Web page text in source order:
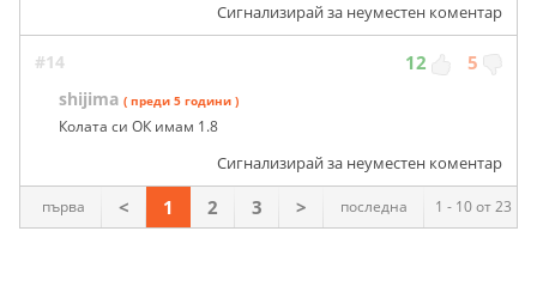
Сигнализирай за неуместен коментар
#14 12 5
shijima ( преди 5 години )
Колата си ОК имам 1.8
Сигнализирай за неуместен коментар
1 - 10 от 23
първа < 1 2 3 > последна